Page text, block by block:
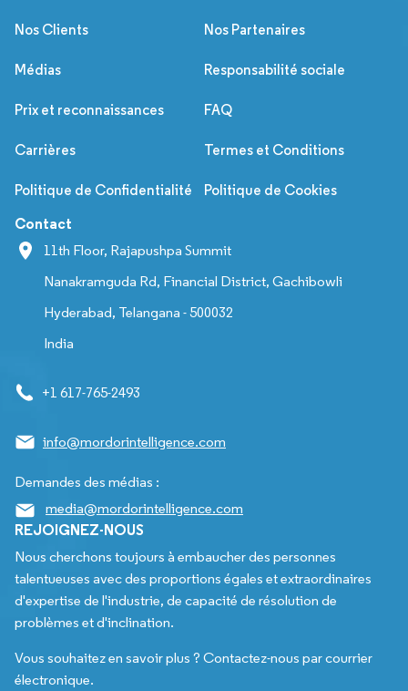
Nos Clients Nos Partenaires
Médias Responsabilité sociale
Prix et reconnaissances FAQ
Carrières Termes et Conditions
Politique de Confidentialité Politique de Cookies
Contact
11th Floor, Rajapushpa Summit
Nanakramguda Rd, Financial District, Gachibowli
Hyderabad, Telangana - 500032
India
+1 617-765-2493
info@mordorintelligence.com
Demandes des médias :
media@mordorintelligence.com
REJOIGNEZ-NOUS
Nous cherchons toujours à embaucher des personnes
talentueuses avec des proportions égales et extraordinaires
d'expertise de l'industrie, de capacité de résolution de
problèmes et d'inclination.
Vous souhaitez en savoir plus ? Contactez-nous par courrier
électronique.